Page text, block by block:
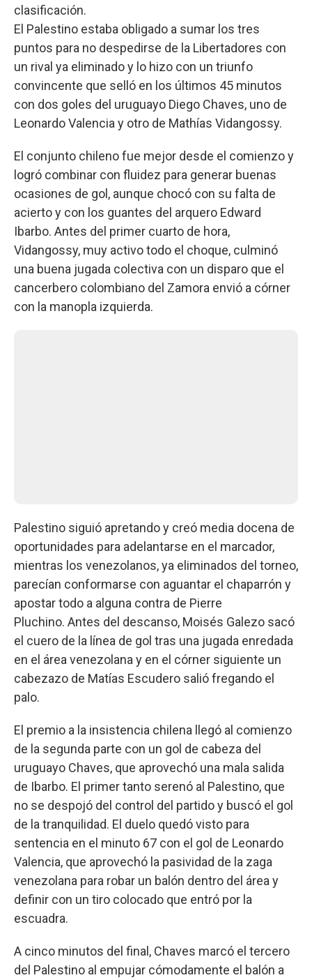
clasificación.
El Palestino estaba obligado a sumar los tres
puntos para no despedirse de la Libertadores con
un rival ya eliminado y lo hizo con un triunfo
convincente que selló en los últimos 45 minutos
con dos goles del uruguayo Diego Chaves, uno de
Leonardo Valencia y otro de Mathías Vidangossy.
El conjunto chileno fue mejor desde el comienzo y
logró combinar con fluidez para generar buenas
ocasiones de gol, aunque chocó con su falta de
acierto y con los guantes del arquero Edward
Ibarbo. Antes del primer cuarto de hora,
Vidangossy, muy activo todo el choque, culminó
una buena jugada colectiva con un disparo que el
cancerbero colombiano del Zamora envió a córner
con la manopla izquierda.
Palestino siguió apretando y creó media docena de
oportunidades para adelantarse en el marcador,
mientras los venezolanos, ya eliminados del torneo,
parecían conformarse con aguantar el chaparrón y
apostar todo a alguna contra de Pierre
Pluchino. Antes del descanso, Moisés Galezo sacó
el cuero de la línea de gol tras una jugada enredada
en el área venezolana y en el córner siguiente un
cabezazo de Matías Escudero salió fregando el
palo.
El premio a la insistencia chilena llegó al comienzo
de la segunda parte con un gol de cabeza del
uruguayo Chaves, que aprovechó una mala salida
de Ibarbo. El primer tanto serenó al Palestino, que
no se despojó del control del partido y buscó el gol
de la tranquilidad. El duelo quedó visto para
sentencia en el minuto 67 con el gol de Leonardo
Valencia, que aprovechó la pasividad de la zaga
venezolana para robar un balón dentro del área y
definir con un tiro colocado que entró por la
escuadra.
A cinco minutos del final, Chaves marcó el tercero
del Palestino al empujar cómodamente el balón a